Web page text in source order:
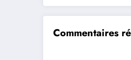
Commentaires